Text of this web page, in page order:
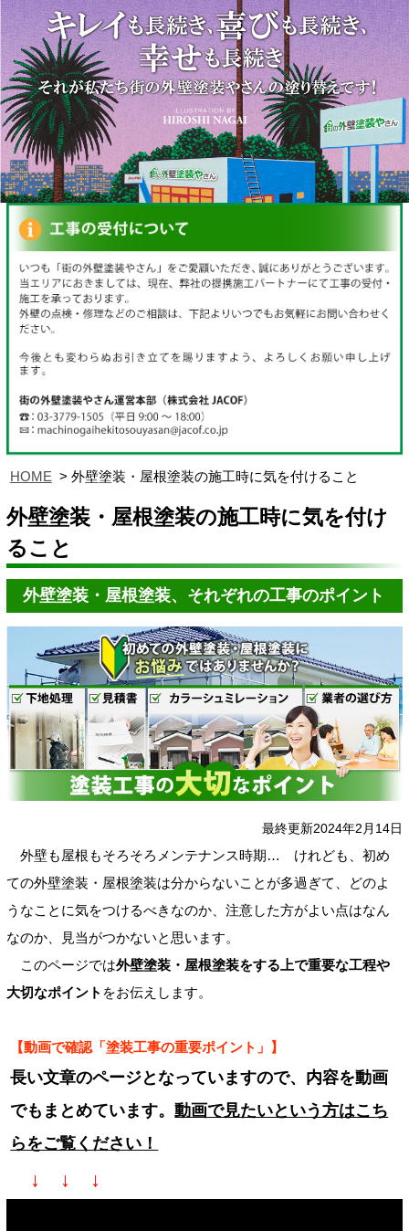
HOME 外壁塗装・屋根塗装の施工時に気を付けること
外壁塗装・屋根塗装の施工時に気を付け
ること
外壁塗装・屋根塗装、それぞれの工事のポイント
最終更新2024年2月14日
外壁も屋根もそろそろメンテナンス時期… けれども、初め
ての外壁塗装・屋根塗装は分からないことが多過ぎて、どのよ
うなことに気をつけるべきなのか、注意した方がよい点はなん
なのか、見当がつかないと思います。
このページでは外壁塗装・屋根塗装をする上で重要な工程や
大切なポイント をお伝えします。
【動画で確認「塗装工事の重要ポイント」】
長い文章のページとなっていますので、内容を動画
でもまとめています。動画で見たいという方はこち
らをご覧ください！
↓ ↓ ↓